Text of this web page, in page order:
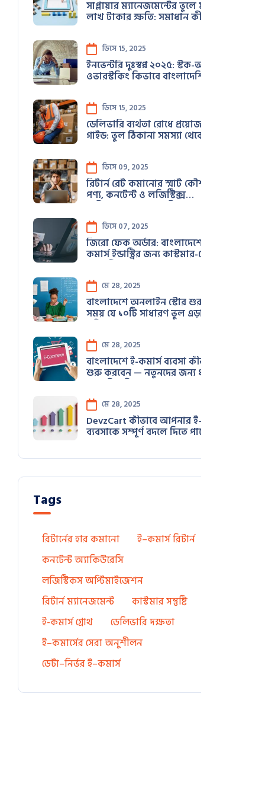
সাপ্লায়ার ম্যানেজমেন্টের ভুলে মাসে
লাখ টাকার ক্ষতি: সমাধান কী?
ডিসে 15, 2025
ইনভেন্টরি দুঃস্বপ্ন ২০২৫: স্টক-আউট ও
ওভারস্টকিং কিভাবে বাংলাদেশি ই-
ডিসে 15, 2025
ডেলিভারি ব্যর্থতা রোধে প্রয়োজনীয়
গাইড: ভুল ঠিকানা সমস্যা থেকে মুক্তির
ডিসে 09, 2025
রিটার্ন রেট কমানোর স্মার্ট কৌশল:
পণ্য, কনটেন্ট ও লজিস্টিক্স
ডিসে 07, 2025
জিরো ফেক অর্ডার: বাংলাদেশের ই-
কমার্স ইন্ডাস্ট্রির জন্য কাস্টমার-ফ্রেন্ডলি
মে 28, 2025
বাংলাদেশে অনলাইন স্টোর শুরু করার
সময় যে ১০টি সাধারণ ভুল এড়ানো
মে 28, 2025
বাংলাদেশে ই-কমার্স ব্যবসা কীভাবে
শুরু করবেন — নতুনদের জন্য ধাপে
মে 28, 2025
DevzCart কীভাবে আপনার ই-কমার্স
ব্যবসাকে সম্পূর্ণ বদলে দিতে পারে
Tags
রিটার্নের হার কমানো
ই–কমার্স রিটার্ন
কনটেন্ট অ্যাকিউরেসি
লজিস্টিকস অপ্টিমাইজেশন
রিটার্ন ম্যানেজমেন্ট
কাস্টমার সন্তুষ্টি
ই-কমার্স গ্রোথ
ডেলিভারি দক্ষতা
ই–কমার্সের সেরা অনুশীলন
ডেটা–নির্ভর ই–কমার্স